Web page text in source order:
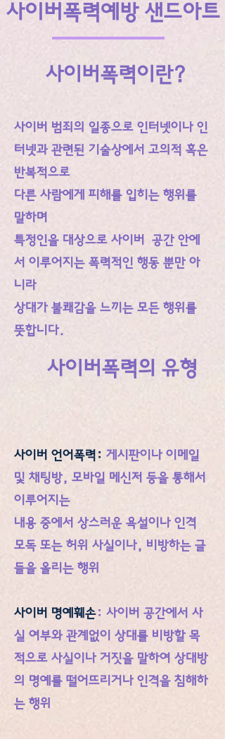
사이버폭력예방 샌드아트
사이버폭력이란?
사이버 범죄의 일종으로 인터넷이나 인
터넷과 관련된 기술상에서 ​고의적 혹은
반복적으로
다른 사람에게 피해를 입히는 행위를
말하며
특정인을 대상으로 사이버 공간 안에
서 이루어지는 폭력적인 행동 뿐만 아
니라
​상대가 불쾌감을 느끼는 모든 행위 를
뜻합니다.
사이버폭력의 유형
사이버 언어폭력 : 게시판이나 이메일
및 채팅방, 모바일 메신저 등을 통해서
이루어지는
내용 중에서 상스러운 욕설이나 인격
모독 또는 허위 사실이나, 비방하는 글
들을 올리는 행위
사이버 명예훼손: 사이버 공간에서 사
실 여부와 관계없이 상대를 비방할 목
적으로 사실이나 거짓을 말하여 상대방
의 명예를 떨어뜨리거나 인격을 침해하
는 행위